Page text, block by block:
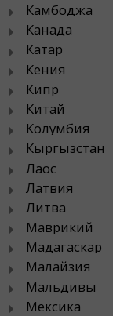
Камбоджа
Канада
Катар
Кения
Кипр
Китай
Колумбия
Кыргызстан
Лаос
Латвия
Литва
Маврикий
Мадагаскар
Малайзия
Мальдивы
Мексика